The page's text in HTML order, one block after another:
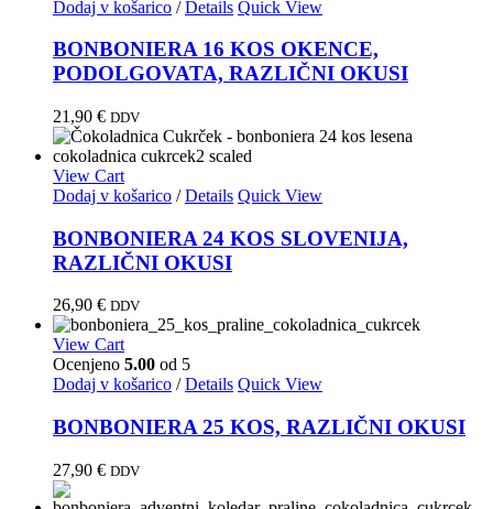
Dodaj v košarico / Details Quick View
BONBONIERA 16 KOS OKENCE,
PODOLGOVATA, RAZLIČNI OKUSI
21,90 € DDV
View Cart
Dodaj v košarico / Details Quick View
BONBONIERA 24 KOS SLOVENIJA,
RAZLIČNI OKUSI
26,90 € DDV
View Cart
Ocenjeno 5.00 od 5
Dodaj v košarico / Details Quick View
BONBONIERA 25 KOS, RAZLIČNI OKUSI
27,90 € DDV